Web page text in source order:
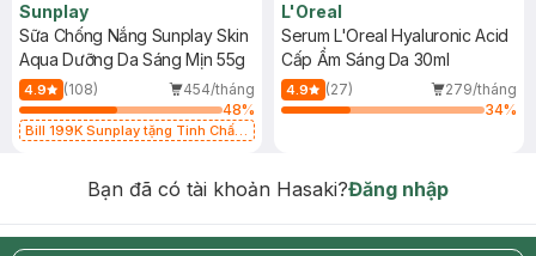
Sunplay
Sữa Chống Nắng Sunplay Skin
Aqua Dưỡng Da Sáng Mịn 55g
4.9 (108)
454/tháng
48%
Bill 199K Sunplay tặng Tinh Chất
L'Oreal
Serum L'Oreal Hyaluronic Acid
Cấp Ẩm Sáng Da 30ml
4.9 (27)
279/tháng
34%
Bạn đã có tài khoản Hasaki?Đăng nhập